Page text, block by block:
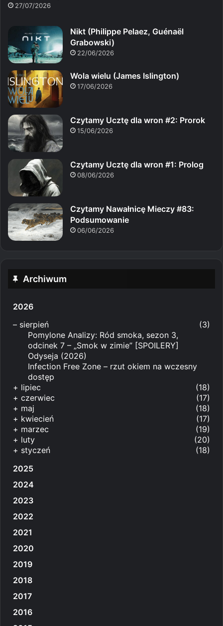
27/07/2026
Nikt (Philippe Pelaez, Guénaël
Grabowski)
22/06/2026
Wola wielu (James Islington)
17/06/2026
Czytamy Ucztę dla wron #2: Prorok
15/06/2026
Czytamy Ucztę dla wron #1: Prolog
08/06/2026
Czytamy Nawałnicę Mieczy #83:
Podsumowanie
06/06/2026
Archiwum
2026
– sierpień
(3)
Pomylone Analizy: Ród smoka, sezon 3,
odcinek 7 – „Smok w zimie” [SPOILERY]
Odyseja (2026)
Infection Free Zone – rzut okiem na wczesny
dostęp
+ lipiec
(18)
+ czerwiec
(17)
+ maj
(18)
+ kwiecień
(17)
+ marzec
(19)
+ luty
(20)
+ styczeń
(18)
2025
2024
2023
2022
2021
2020
2019
2018
2017
2016